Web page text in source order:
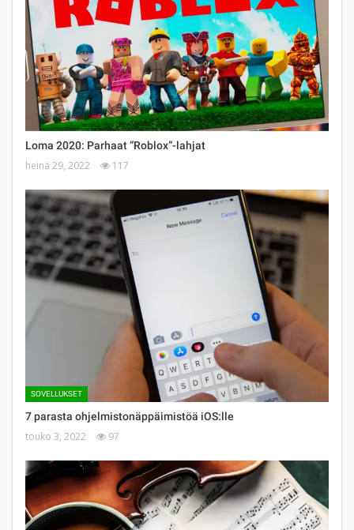
Loma 2020: Parhaat ”Roblox”-lahjat
heinä 29, 2022 117
SOVELLUKSET
7 parasta ohjelmistonäppäimistöä iOS:lle
touko 3, 2022 97